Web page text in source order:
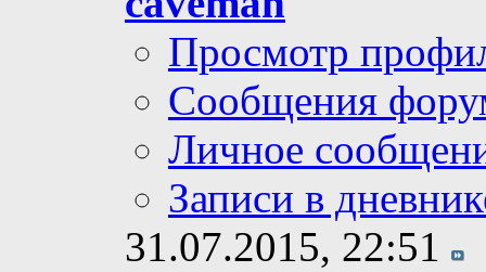
Просмотр
Сообщения
Личное
Записи в
31.07.2015, 22:51